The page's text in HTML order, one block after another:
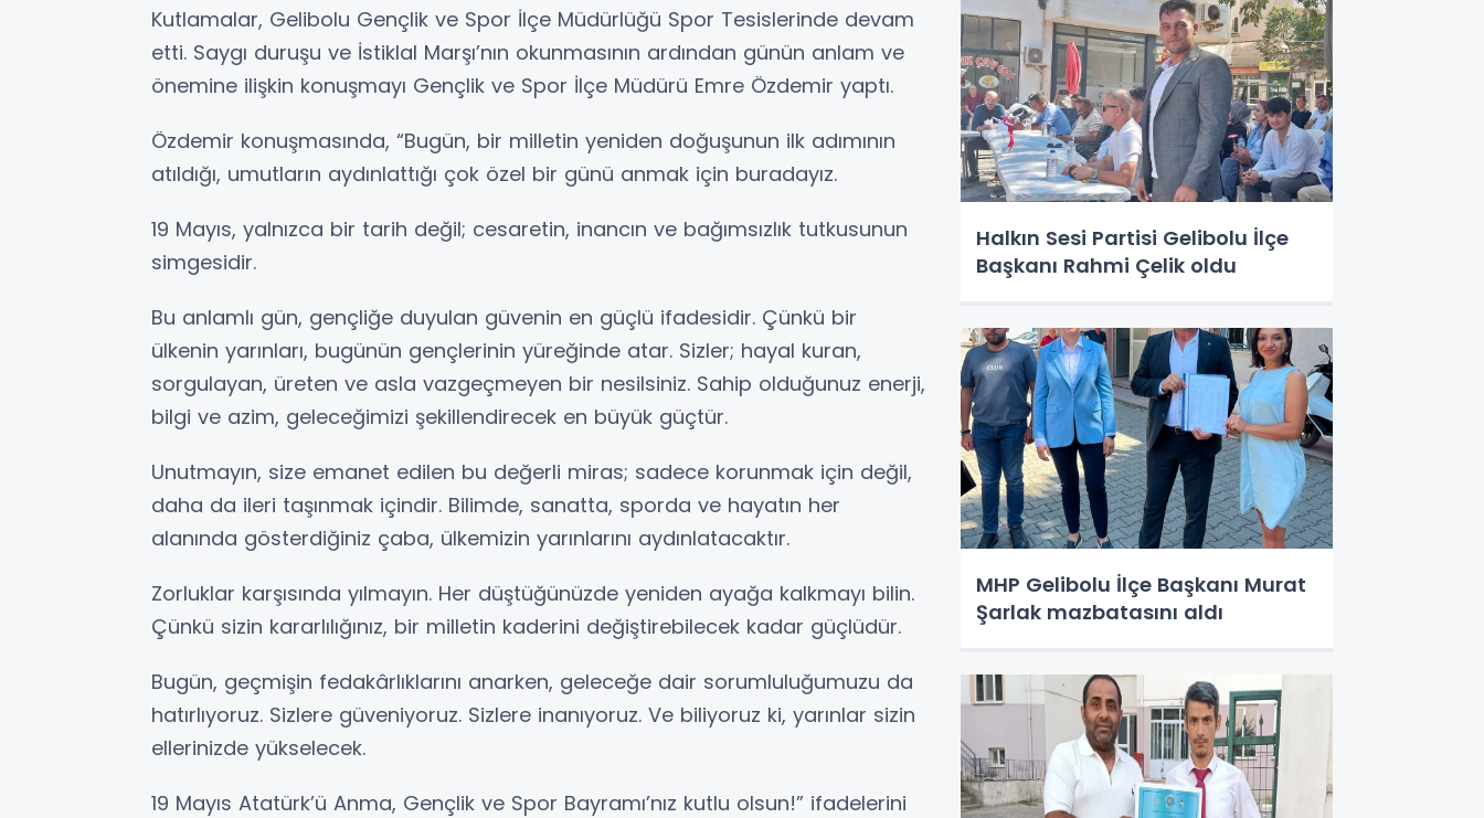
Kutlamalar, Gelibolu Gençlik ve Spor İlçe Müdürlüğü Spor Tesislerinde devam
etti. Saygı duruşu ve İstiklal Marşı’nın okunmasının ardından günün anlam ve
önemine ilişkin konuşmayı Gençlik ve Spor İlçe Müdürü Emre Özdemir yaptı.
Özdemir konuşmasında, “Bugün, bir milletin yeniden doğuşunun ilk adımının
atıldığı, umutların aydınlattığı çok özel bir günü anmak için buradayız.
19 Mayıs, yalnızca bir tarih değil; cesaretin, inancın ve bağımsızlık tutkusunun
simgesidir.
Bu anlamlı gün, gençliğe duyulan güvenin en güçlü ifadesidir. Çünkü bir
ülkenin yarınları, bugünün gençlerinin yüreğinde atar. Sizler; hayal kuran,
sorgulayan, üreten ve asla vazgeçmeyen bir nesilsiniz. Sahip olduğunuz enerji,
bilgi ve azim, geleceğimizi şekillendirecek en büyük güçtür.
Unutmayın, size emanet edilen bu değerli miras; sadece korunmak için değil,
daha da ileri taşınmak içindir. Bilimde, sanatta, sporda ve hayatın her
alanında gösterdiğiniz çaba, ülkemizin yarınlarını aydınlatacaktır.
Zorluklar karşısında yılmayın. Her düştüğünüzde yeniden ayağa kalkmayı bilin.
Çünkü sizin kararlılığınız, bir milletin kaderini değiştirebilecek kadar güçlüdür.
Bugün, geçmişin fedakârlıklarını anarken, geleceğe dair sorumluluğumuzu da
hatırlıyoruz. Sizlere güveniyoruz. Sizlere inanıyoruz. Ve biliyoruz ki, yarınlar sizin
ellerinizde yükselecek.
19 Mayıs Atatürk’ü Anma, Gençlik ve Spor Bayramı’nız kutlu olsun!” ifadelerini
Halkın Sesi Partisi Gelibolu İlçe
Başkanı Rahmi Çelik oldu
MHP Gelibolu İlçe Başkanı Murat
Şarlak mazbatasını aldı